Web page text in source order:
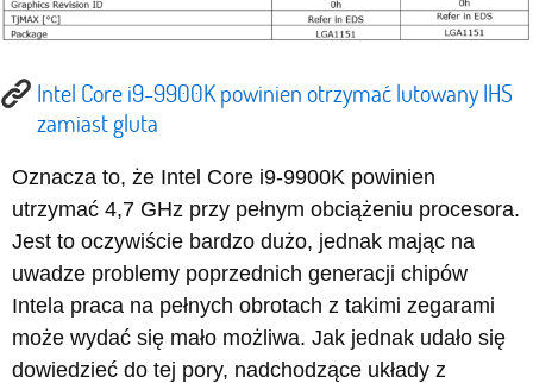
Intel Core i9-9900K powinien otrzymać lutowany IHS
zamiast gluta
Oznacza to, że Intel Core i9-9900K powinien
utrzymać 4,7 GHz przy pełnym obciążeniu procesora.
Jest to oczywiście bardzo dużo, jednak mając na
uwadze problemy poprzednich generacji chipów
Intela praca na pełnych obrotach z takimi zegarami
może wydać się mało możliwa. Jak jednak udało się
dowiedzieć do tej pory, nadchodzące układy z